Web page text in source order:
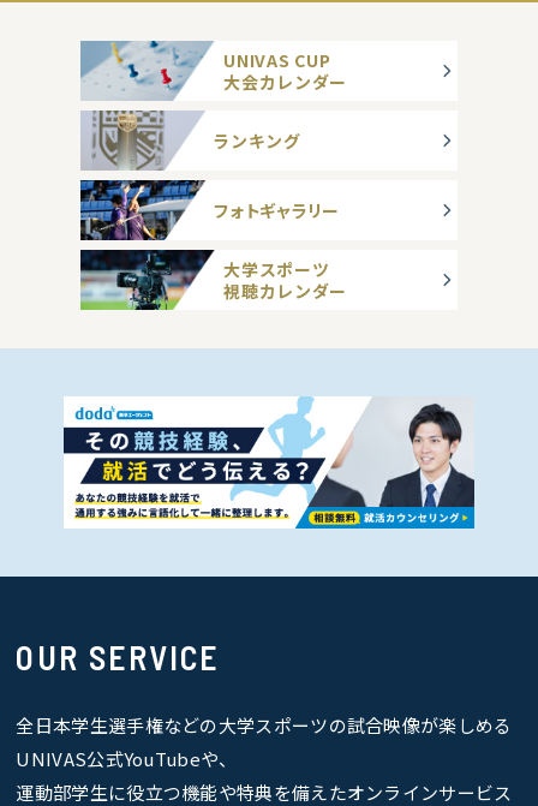
UNIVAS CUP
大会カレンダー
ランキング
フォトギャラリー
大学スポーツ
視聴カレンダー
OUR SERVICE
全日本学生選手権などの大学スポーツの試合映像が楽しめる
UNIVAS公式YouTubeや、
運動部学生に役立つ機能や特典を備えたオンラインサービス